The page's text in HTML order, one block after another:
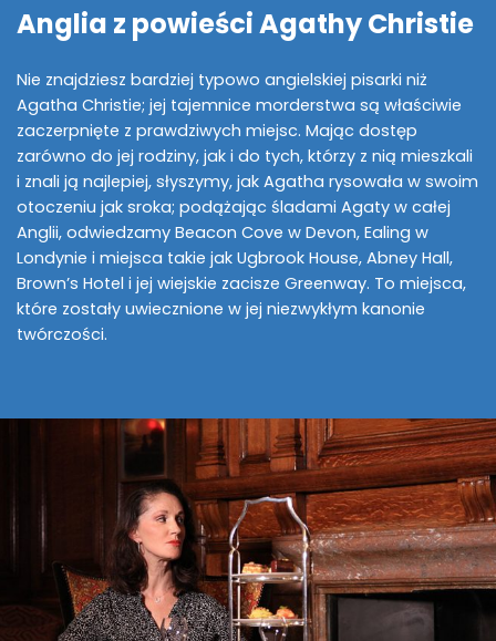
Anglia z powieści Agathy Christie
Nie znajdziesz bardziej typowo angielskiej pisarki niż
Agatha Christie; jej tajemnice morderstwa są właściwie
zaczerpnięte z prawdziwych miejsc. Mając dostęp
zarówno do jej rodziny, jak i do tych, którzy z nią mieszkali
i znali ją najlepiej, słyszymy, jak Agatha rysowała w swoim
otoczeniu jak sroka; podążając śladami Agaty w całej
Anglii, odwiedzamy Beacon Cove w Devon, Ealing w
Londynie i miejsca takie jak Ugbrook House, Abney Hall,
Brown’s Hotel i jej wiejskie zacisze Greenway. To miejsca,
które zostały uwiecznione w jej niezwykłym kanonie
twórczości.